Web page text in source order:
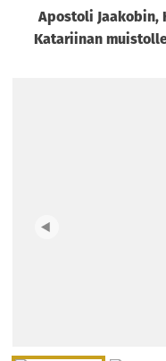
Apua & tukea
Tule mukaan
Apostoli Jaakobin,
Katariinan